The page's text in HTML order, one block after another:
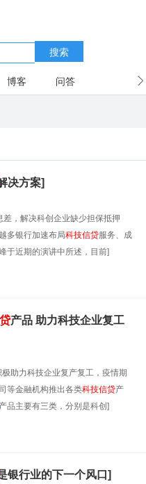
搜索
博客 问答
决方案]
，解决科创企业缺少担保抵押
多银行加速布局科技信贷服务、成
于近期的演讲中所述，目前]
产品 助力科技企业复工
助力科技企业复产复工，疫情期
等金融机构推出各类科技信贷产
产品主要有三类，分别是科创]
银行业的下一个风口]